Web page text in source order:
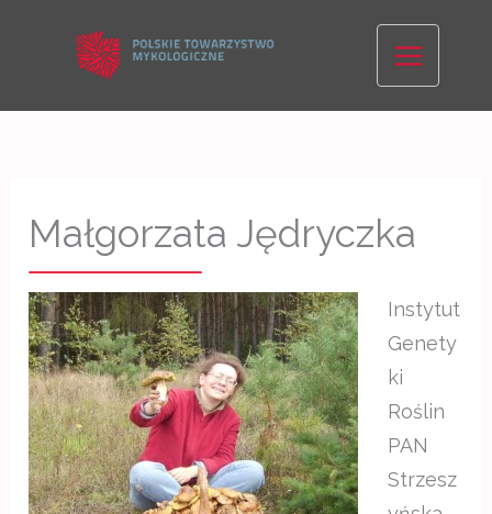
Małgorzata Jędryczka
Instytut
Genety
ki
Roślin
PAN
Strzesz